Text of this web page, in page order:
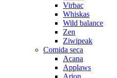
Virbac
Whiskas
Wild balance
Zen
Ziwipeak
Comida seca
Acana
Applaws
Arion